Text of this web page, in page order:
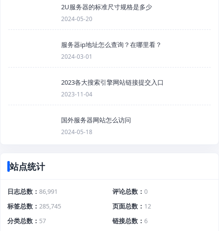
2U服务器的标准尺寸规格是多少
2024-05-20
服务器ip地址怎么查询？在哪里看？
2024-03-01
2023各大搜索引擎网站链接提交入口
2023-11-04
国外服务器网站怎么访问
2024-05-18
站点统计
日志总数 86,991 评论总数
0
标签总数
285,745 页面总数
12
分类总数
57 链接总数
6